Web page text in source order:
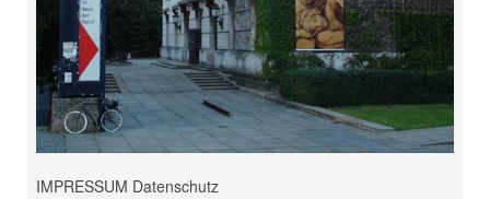
IMPRESSUM Datenschutz